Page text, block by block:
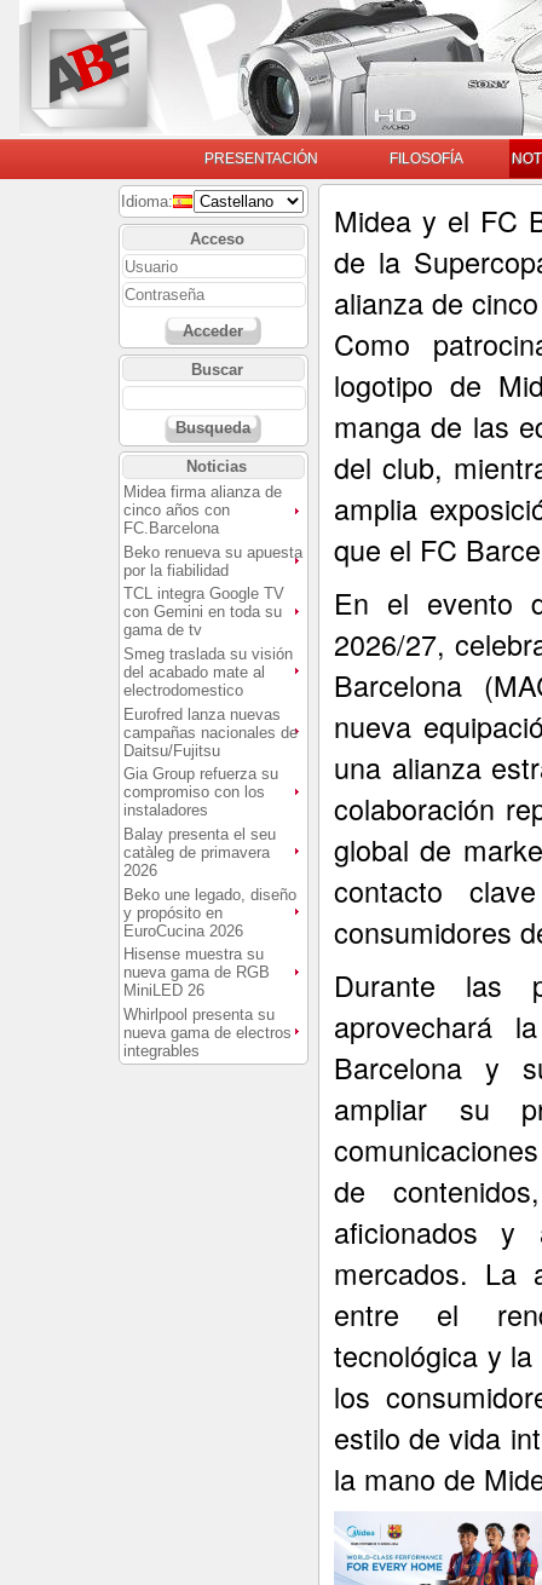
PRESENTACIÓN FILOSOFÍA
Idioma:
Acceso
Acceder
Buscar
Busqueda
Noticias
Midea firma alianza de
cinco años con
FC.Barcelona
Beko renueva su apuesta
por la fiabilidad
TCL integra Google TV
con Gemini en toda su
gama de tv
Smeg traslada su visión
del acabado mate al
electrodomestico
Eurofred lanza nuevas
campañas nacionales de
Daitsu/Fujitsu
Gia Group refuerza su
compromiso con los
instaladores
Balay presenta el seu
catàleg de primavera
2026
Beko une legado, diseño
y propósito en
EuroCucina 2026
Hisense muestra su
nueva gama de RGB
MiniLED 26
Whirlpool presenta su
nueva gama de electros
integrables
Midea y el FC
de la
alianza de
Como
logotipo de
manga de las
del club,
amplia
que el FC
En el evento
2026/27,
Barcelona
nueva
una alianza
colaboración
global de
contacto
consumidores
Durante las
aprovechará
Barcelona y
ampliar su
de
aficionados y
mercados. La
entre el
tecnológica y
los
estilo de vida
la mano de